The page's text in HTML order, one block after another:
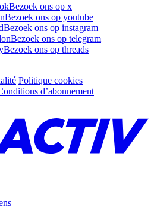
Bezoek ons op x
Bezoek ons op youtube
Bezoek ons op instagram
Bezoek ons op telegram
Bezoek ons op threads
Politique cookies
d’abonnement